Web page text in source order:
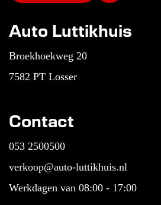
Auto Luttikhuis
Broekhoekweg 20
7582 PT Losser
Contact
053 2500500
verkoop@auto-luttikhuis.nl
Werkdagen van 08:00 - 17:00